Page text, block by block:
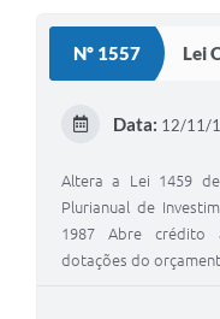
Nº 1557 Lei
Data: 12/11/
Altera a Lei 1459
Plurianual de
1987 Abre crédito
dotações do